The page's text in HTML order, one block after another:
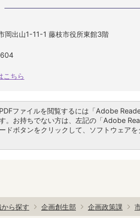
出山1-11-1 藤枝市役所東館3階
こちら
PDFファイルを閲覧するには「Adobe
。お持ちでない方は、左記の「Adobe
ードボタンをクリックして、ソフトウェア
ら探す 企画創生部 企画政策課